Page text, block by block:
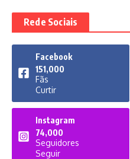
Rede Sociais
Facebook
151,000
Fãs
Curtir
Instagram
74,000
Seguidores
Seguir